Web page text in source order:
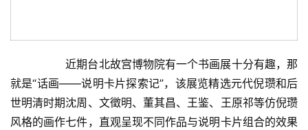
就是“话画——说明卡片探索记”，该展览精选元代倪瓒和后
世明清时期沈周、文徵明、董其昌、王鉴、王原祁等仿倪瓒
风格的画作七件，直观呈现不同作品与说明卡片组合的效果